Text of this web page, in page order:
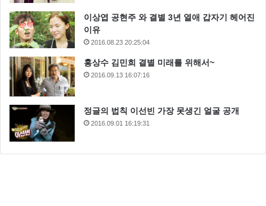
이상엽 공현주 와 결별 3년 열애 갑자기 헤어진
이유
2016.08.23 20:25:04
홍상수 김민희 결별 미래를 위해서~
2016.09.13 16:07:16
정글의 법칙 이선빈 가장 못생긴 얼굴 공개
2016.09.01 16:19:31